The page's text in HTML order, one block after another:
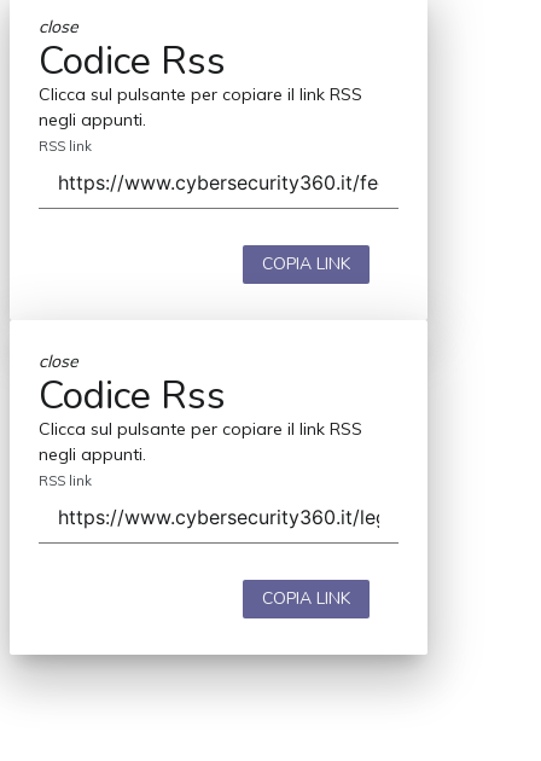
close
Codice Rss
Clicca sul pulsante per copiare il link RSS
negli appunti.
RSS link
COPIA LINK
close
Codice Rss
Clicca sul pulsante per copiare il link RSS
negli appunti.
RSS link
COPIA LINK